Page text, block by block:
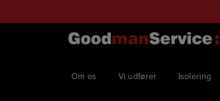
Om os Vi udfører Isolering